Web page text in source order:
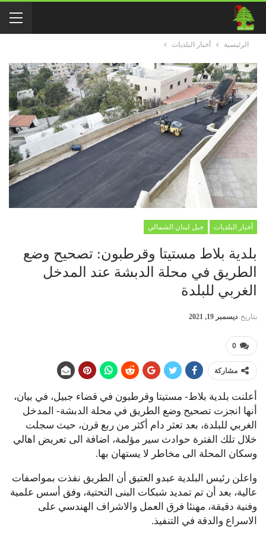
الرئيسية أخبار البلديات
أخبار البلديات جبل لبنان الشمالي
بلدية بلاط مستيتا وقرطبون: تصحيح وضع
الطريق في محلة الدبشة عند المدخل
الغربي للبلدة
بتاريخ ديسمبر 19, 2021
0
مشاركة
أعلنت بلدية بلاط- مستيتا وقرطبون في قضاء جبيل، في بيان،
أنها انجزت تصحيح وضع الطريق في محلة الدبشة- المدخل
الغربي للبلدة، بعد تعثر دام أكثر من ربع قرن، حيث سجلت
خلال تلك الفترة حوادث سير مؤلمة، اضافة الى تعريض اهالي
وسكان المحلة الى مخاطر لا يستهان بها.
واعلن رئيس البلدية عبدو العتيق أن الطريق نفذت بمواصفات
عالية، بعد أن تم تمديد شبكات البنى التحتية، وفق أسس علمية
وفنية دقيقة، مهنئا فرق العمل والاشراف الهندسي على
الاسراع والدقة في التنفيذ.